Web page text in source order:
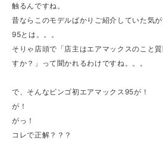
触るんですね。
昔ならこのモデルばかりご紹介していた気
95とは。。。
そりゃ店頭で「店主はエアマックスのこと
すか？」って聞かれるわけですね。。。
で、そんなビンゴ初エアマックス95が！
が！
がっ！
コレで正解？？？